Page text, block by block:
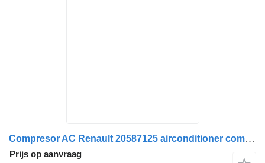
Compresor AC Renault 20587125 airconditioner compressor voor Sanden 24V R134a vrachtwagen
Prijs op aanvraag